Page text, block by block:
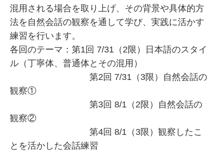
混用される場合を取り上げ、その背景や具体的方
法を自然会話の観察を通して学び、実践に活かす
練習を行います。
各回のテーマ：第1回 7/31（2限）日本語のスタイ
ル（丁寧体、普通体とその混用）
第2回 7/31（3限）自然会話の
観察①
第3回 8/1（2限）自然会話の
観察②
第4回 8/1（3限）観察したこ
とを活かした会話練習